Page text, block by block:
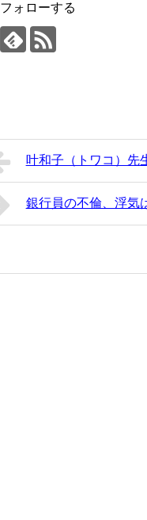
フォローする
叶和子（トワコ）
銀行員の不倫、浮気